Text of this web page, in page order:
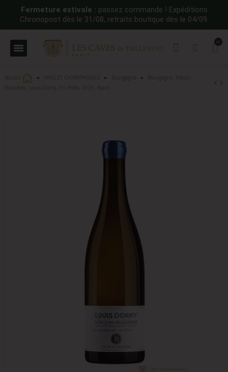
Fermeture estivale : passez commande ! Expéditions
Chronopost dès le 31/08, retraits boutique dès le 04/09.